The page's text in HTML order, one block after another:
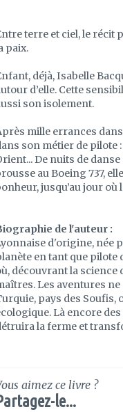
terre et ciel, le récit
paix.
déjà, Isabelle
d’elle. Cette
son isolement.
mille errances
son métier de pilote
De nuits de
au Boeing 737,
jusqu’au jour où
de l'auteur :
d'origine, née
en tant que pilote
découvrant la
Les aventures
pays des Soufis,
Là encore
la ferme et
aimez ce livre ?
le...